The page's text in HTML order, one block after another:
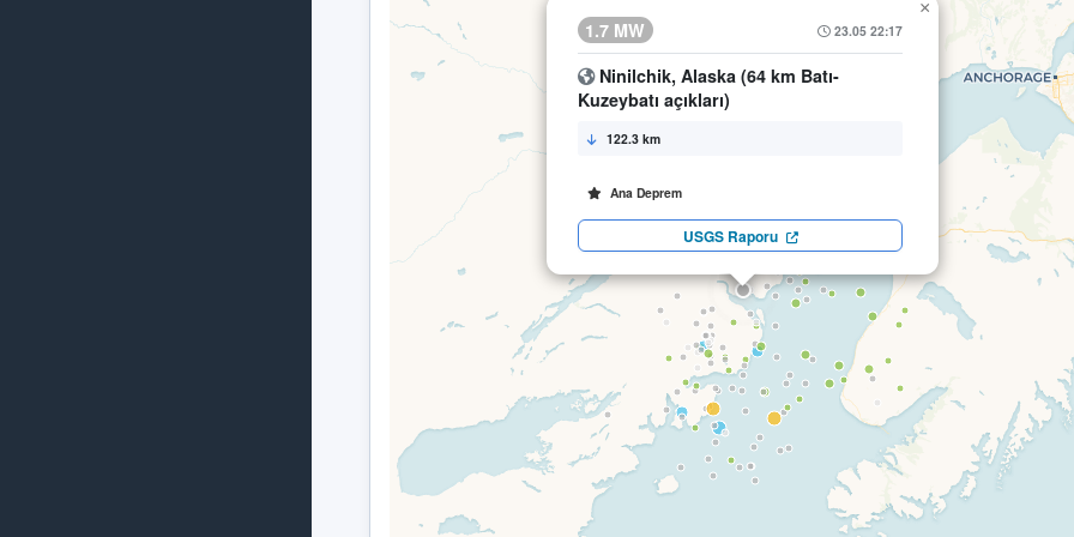
1.7 MW 23.05 22:17
Ninilchik, Alaska (64 km Batı-
Kuzeybatı açıkları)
122.3 km
Ana Deprem
USGS Raporu
×